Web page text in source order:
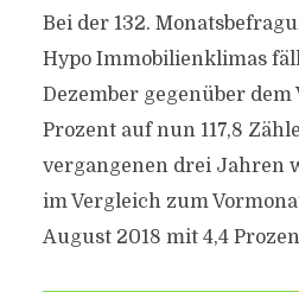
Bei der 132.
Hypo Immobilienklimas
Dezember gegenüber dem
Prozent auf nun 117,8
vergangenen drei Jahren
im Vergleich zum
August 2018 mit 4,4